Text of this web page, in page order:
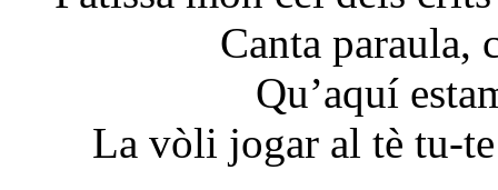
Canta paraula,
Qu’aquí
La vòli jogar al tè tu-